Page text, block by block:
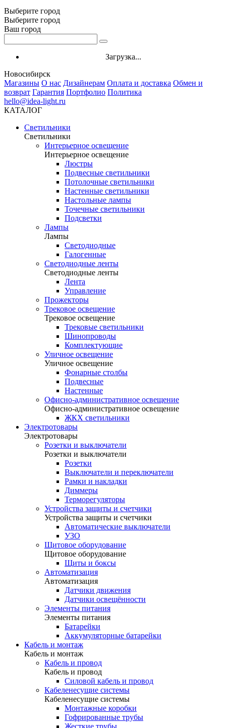
Выберите город
Выберите город
Ваш город
Загрузка...
Новосибирск
Магазины О нас Дизайнерам Оплата и доставка Обмен и
возврат Гарантия Портфолио Политика
hello@idea-light.ru
КАТАЛОГ
Светильники
Светильники
Интерьерное освещение
Интерьерное освещение
Люстры
Подвесные светильники
Потолочные светильники
Настенные светильники
Настольные лампы
Точечные светильники
Подсветки
Лампы
Лампы
Светодиодные
Галогенные
Светодиодные ленты
Светодиодные ленты
Лента
Управление
Прожекторы
Трековое освещение
Трековое освещение
Трековые светильники
Шинопроводы
Комплектующие
Уличное освещение
Уличное освещение
Фонарные столбы
Подвесные
Настенные
Офисно-административное освещение
Офисно-административное освещение
ЖКХ светильники
Электротовары
Электротовары
Розетки и выключатели
Розетки и выключатели
Розетки
Выключатели и переключатели
Рамки и накладки
Диммеры
Терморегуляторы
Устройства защиты и счетчики
Устройства защиты и счетчики
Автоматические выключатели
УЗО
Щитовое оборудование
Щитовое оборудование
Щиты и боксы
Автоматизация
Автоматизация
Датчики движения
Датчики освещённости
Элементы питания
Элементы питания
Батарейки
Аккумуляторные батарейки
Кабель и монтаж
Кабель и монтаж
Кабель и провод
Кабель и провод
Силовой кабель и провод
Кабеленесущие системы
Кабеленесущие системы
Монтажные коробки
Гофрированные трубы
Жесткие трубы